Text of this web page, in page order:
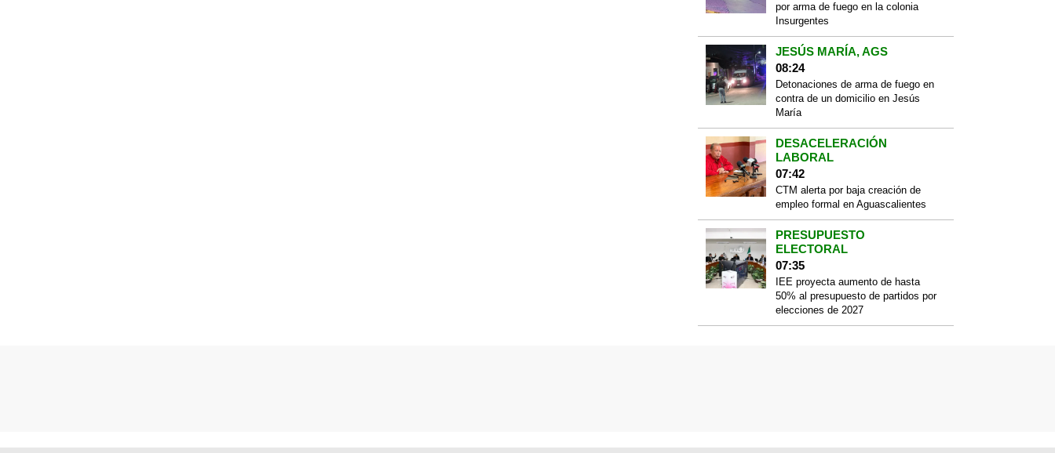
por arma de fuego en la colonia
Insurgentes
JESÚS MARÍA, AGS
08:24
Detonaciones de arma de fuego en
contra de un domicilio en Jesús
María
DESACELERACIÓN
LABORAL
07:42
CTM alerta por baja creación de
empleo formal en Aguascalientes
PRESUPUESTO
ELECTORAL
07:35
IEE proyecta aumento de hasta
50% al presupuesto de partidos por
elecciones de 2027